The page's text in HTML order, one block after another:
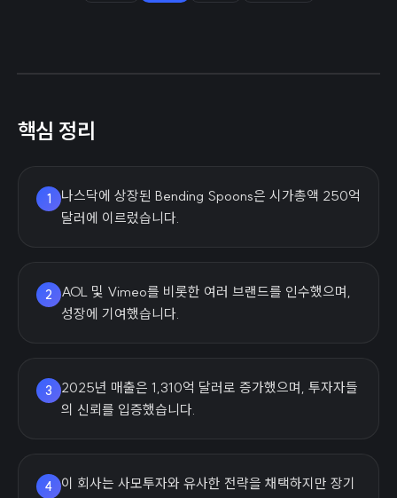
핵심 정리
1
나스닥에 상장된 Bending Spoons은 시가총액 250억
달러에 이르렀습니다.
2
AOL 및 Vimeo를 비롯한 여러 브랜드를 인수했으며,
성장에 기여했습니다.
3
2025년 매출은 1,310억 달러로 증가했으며, 투자자들
의 신뢰를 입증했습니다.
4
이 회사는 사모투자와 유사한 전략을 채택하지만 장기